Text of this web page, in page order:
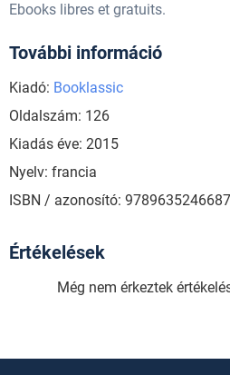
Ebooks libres et gratuits.
További információ
Kiadó: Booklassic
Oldalszám: 126
Kiadás éve: 2015
Nyelv: francia
ISBN / azonosító: 9789635246687
Értékelések
Még nem érkeztek